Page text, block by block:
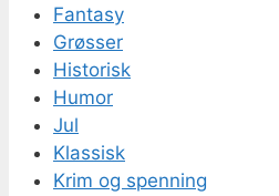
Fantasy
Grøsser
Historisk
Humor
Jul
Klassisk
Krim og spenning